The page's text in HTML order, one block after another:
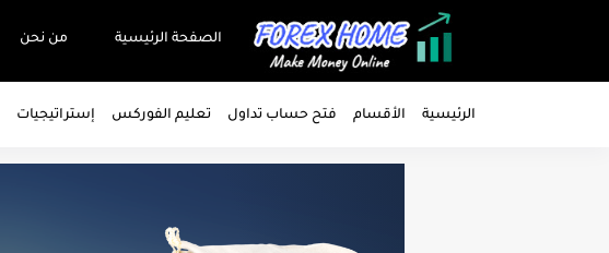
الصفحة الرئيسية من نحن
الرئيسية الأقسام فتح حساب تداول تعليم الفوركس إستراتيجيات